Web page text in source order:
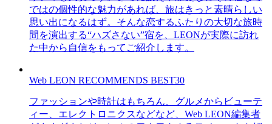
ではの個性的な魅力があれば、旅はきっと素晴らしい
思い出になるはず。そんな恋するふたりの大切な旅時
間を演出する“ハズさない”宿を、LEONが実際に訪れ
た中から自信をもってご紹介します。
Web LEON RECOMMENDS BEST30
ファッションや時計はもちろん、グルメからビューテ
ィー、エレクトロニクスなどなど、Web LEON編集者